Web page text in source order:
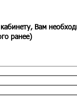
Вам
ранее)